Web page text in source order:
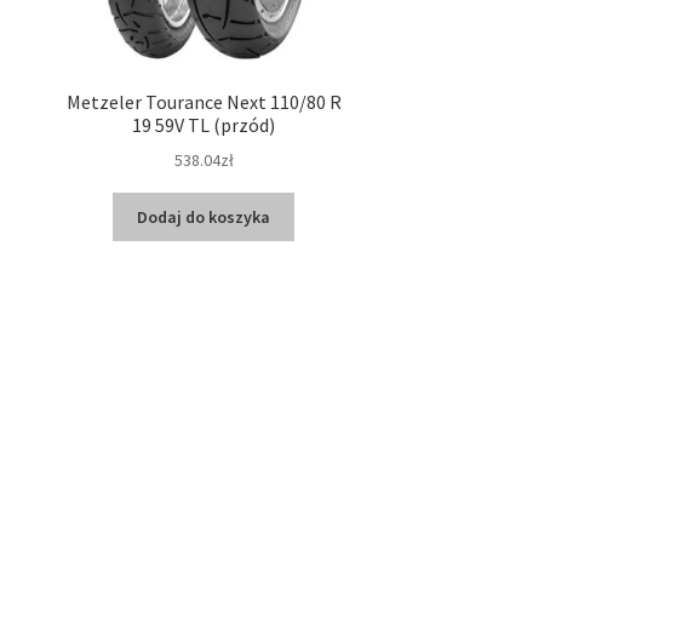
Metzeler Tourance Next 110/80 R
19 59V TL (przód)
538.04zł
Dodaj do koszyka